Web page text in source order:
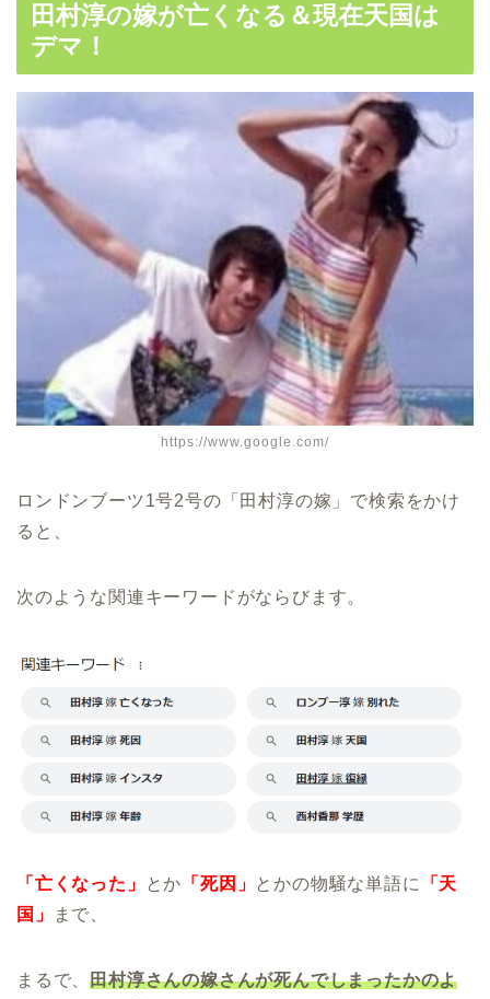
田村淳の嫁が亡くなる＆現在天国は
デマ！
https://www.google.com/
ロンドンブーツ1号2号の「田村淳の嫁」で検索をかけ
ると、
次のような関連キーワードがならびます。
「亡くなった」 とか 「死因」 とかの物騒な単語に
「天
国」
まで、
まるで、田村淳さんの嫁さんが死んでしまったかのよ